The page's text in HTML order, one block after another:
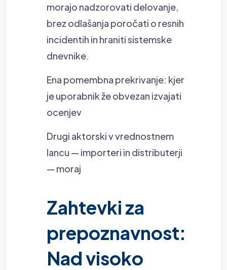
morajo nadzorovati delovanje,
brez odlašanja poročati o resnih
incidentih in hraniti sistemske
dnevnike.
Ena pomembna prekrivanje: kjer
je uporabnik že obvezan izvajati
ocenjev
Drugi aktorski v vrednostnem
lancu — importeri in distributerji
— moraj
Zahtevki za
prepoznavnost:
Nad visoko